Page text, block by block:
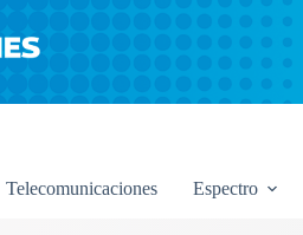
Telecomunicaciones Espectro